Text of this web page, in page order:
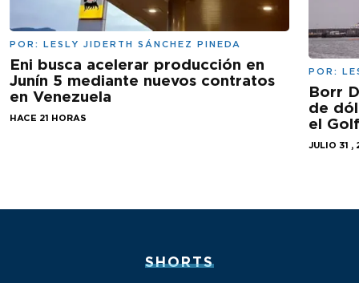
POR: LESLY JIDERTH SÁNCHEZ PINEDA
Eni busca acelerar producción en
Junín 5 mediante nuevos contratos
en Venezuela
HACE 21 HORAS
POR:
Borr
de
el
JULIO 31 ,
SHORTS